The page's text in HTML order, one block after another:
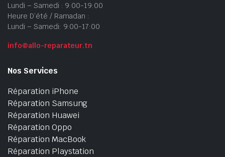
Lundi – Samedi : 9:00-19:00
Heure D’été / Ramadan :
Lundi – Samedi: 9:00-17:00
info@allo-reparateur.tn
Nos Services
Réparation iPhone
Réparation Samsung
Réparation Huawei
Réparation Oppo
Réparation MacBook
Réparation Playstation